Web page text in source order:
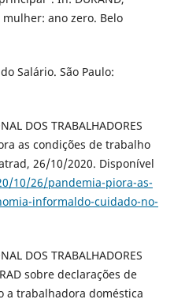
ano zero. Belo
Salário. São Paulo:
DOS TRABALHADORES
as condições de trabalho
26/10/2020. Disponível
10/26/pandemia-piora-as-
informaldo-cuidado-no-
DOS TRABALHADORES
sobre declarações de
a trabalhadora doméstica